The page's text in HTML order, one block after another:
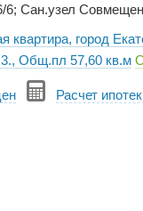
6; Сан.узел
квартира, город
Общ.пл 57,60 кв.м
Расчет